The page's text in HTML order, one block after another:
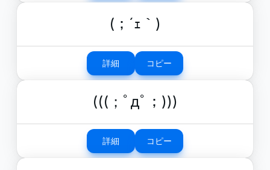
(；´ｪ｀)
詳細 コピー
(((；ﾟдﾟ；)))
詳細 コピー